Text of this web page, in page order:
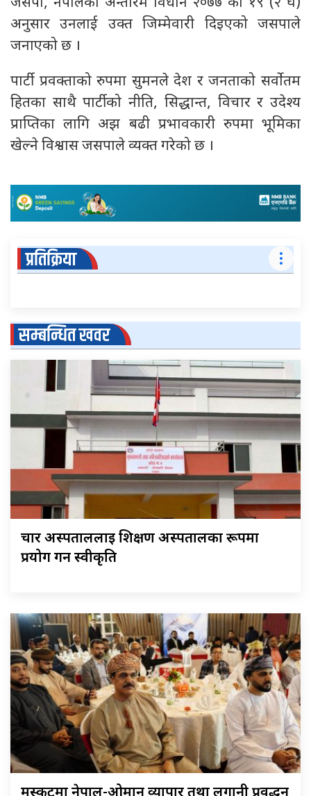
अनुसार उनलाई उक्त जिम्मेवारी दिइएको जसपाले
जनाएको छ ।
पार्टी प्रवक्ताको रुपमा सुमनले देश र जनताको सर्वोतम
हितका साथै पार्टीको नीति, सिद्धान्त, विचार र उदेश्य
प्राप्तिका लागि अझ बढी प्रभावकारी रुपमा भूमिका
खेल्ने विश्वास जसपाले व्यक्त गरेको छ ।
प्रतिक्रिया
सम्बन्धित खवर
चार अस्पताललाई शिक्षण अस्पतालका रूपमा
प्रयोग गर्न स्वीकृति